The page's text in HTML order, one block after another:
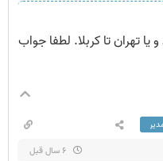
تهران تا کربلا. لطفا جواب